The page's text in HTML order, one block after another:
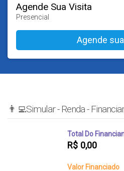
Agende Sua Visita
Presencial
👨‍💻Simular - Renda -
Total Do
R$ 0,00
Valor Financiado